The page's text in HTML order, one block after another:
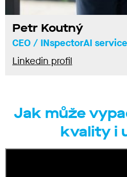
Petr Koutný
CEO / INspectorAI
Linkedin profil
Jak může
kvality i